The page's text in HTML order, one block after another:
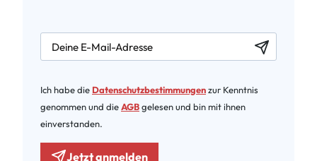
newsletter.labelEmail
Ich habe die Datenschutzbestimmungenzur Kenntnis
genommen und dieAGBgelesen und bin mit ihnen
einverstanden.
Jetzt anmelden